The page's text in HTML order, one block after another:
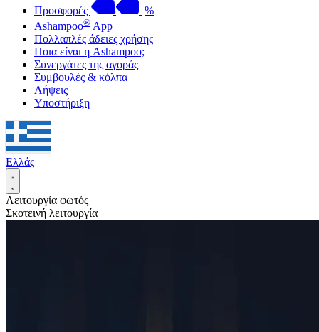
Προσφορές
%
Ashampoo® App
Πολλαπλές άδειες χρήσης
Ποια είναι η Ashampoo;
Συνεργάτες της αγοράς
Συμβουλές & κόλπα
Λήψεις
Υποστήριξη
Ελλάς
Λειτουργία φωτός
Σκοτεινή λειτουργία